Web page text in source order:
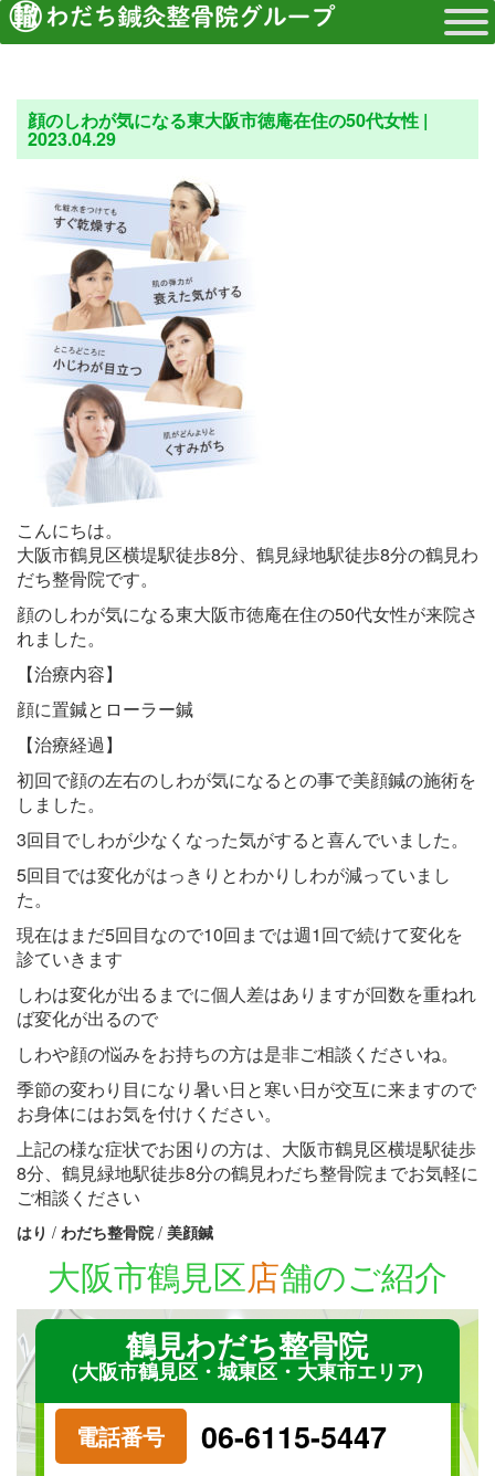
顔のしわが気になる東大阪市徳庵在住の50代女性 |
2023.04.29
こんにちは。
大阪市鶴見区横堤駅徒歩8分、鶴見緑地駅徒歩8分の鶴見わ
だち整骨院です。
顔のしわが気になる東大阪市徳庵在住の50代女性が来院さ
れました。
【治療内容】
顔に置鍼とローラー鍼
【治療経過】
初回で顔の左右のしわが気になるとの事で美顔鍼の施術を
しました。
3回目でしわが少なくなった気がすると喜んでいました。
5回目では変化がはっきりとわかりしわが減っていまし
た。
現在はまだ5回目なので10回までは週1回で続けて変化を
診ていきます
しわは変化が出るまでに個人差はありますが回数を重ねれ
ば変化が出るので
しわや顔の悩みをお持ちの方は是非ご相談くださいね。
季節の変わり目になり暑い日と寒い日が交互に来ますので
お身体にはお気を付けください。
上記の様な症状でお困りの方は、大阪市鶴見区横堤駅徒歩
8分、鶴見緑地駅徒歩8分の鶴見わだち整骨院までお気軽に
ご相談ください
はり / わだち整骨院 / 美顔鍼
大阪市鶴見区店舗のご紹介
鶴見わだち整骨院
(大阪市鶴見区・城東区・大東市エリア)
電話番号 06-6115-5447